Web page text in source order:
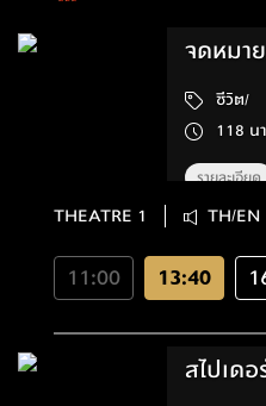
จดหมา
ชีวิต/
รายละเอียด
THEATRE 1 TH/EN
11:00 13:40
สไปเด